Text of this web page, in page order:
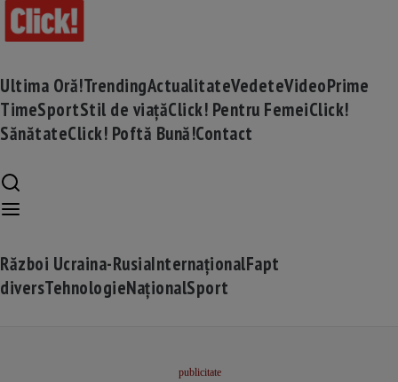
Ultima Oră!TrendingActualitateVedeteVideoPrime
TimeSportStil de viațăClick! Pentru FemeiClick!
SănătateClick! Poftă Bună!Contact
Război Ucraina-RusiaInternaționalFapt
diversTehnologieNaționalSport